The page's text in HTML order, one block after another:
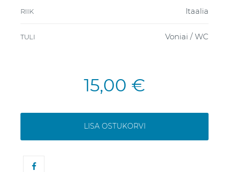
RIIK Itaalia
TULI Voniai / WC
15,00 €
LISA OSTUKORVI